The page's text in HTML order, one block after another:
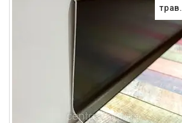
Алюмінієва лиштва на двері
Профіль для LVT панелей (для
кварцвінілу)
Алюмінієві протиковзкі
Алюмінієві пороги для підлоги
Профіль для скла душової під
трав.